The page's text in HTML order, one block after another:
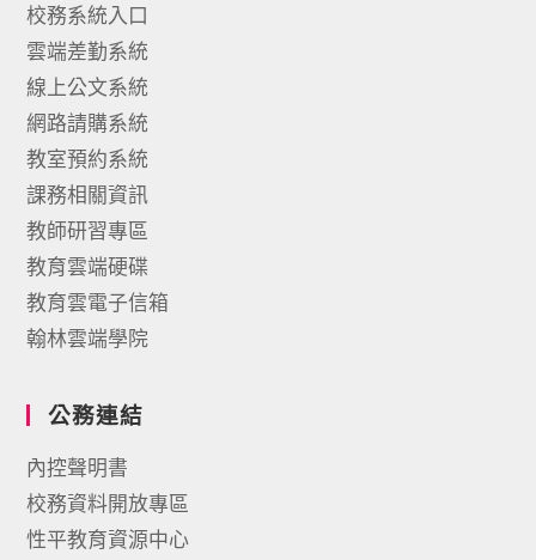
校務系統入口
雲端差勤系統
線上公文系統
網路請購系統
教室預約系統
課務相關資訊
教師研習專區
教育雲端硬碟
教育雲電子信箱
翰林雲端學院
公務連結
內控聲明書
校務資料開放專區
性平教育資源中心